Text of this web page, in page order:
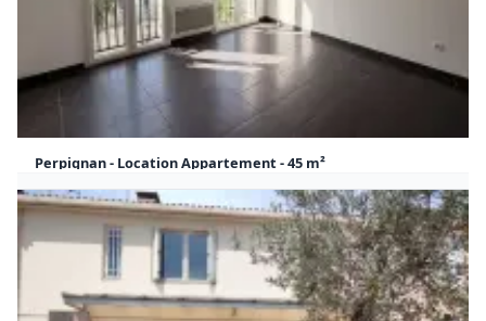
Perpignan - Location Appartement - 45 m²
505 €
CC / Mois
Appartement Perpignan
45 m² 1